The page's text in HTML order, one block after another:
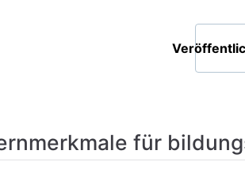
für